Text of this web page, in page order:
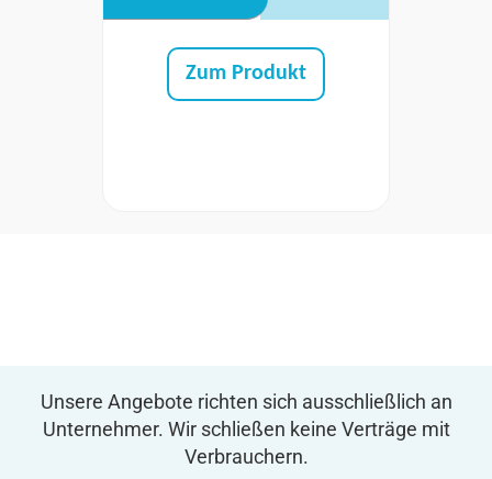
Zum Produkt
Unsere Angebote richten sich ausschließlich an
Unternehmer. Wir schließen keine Verträge mit
Verbrauchern.